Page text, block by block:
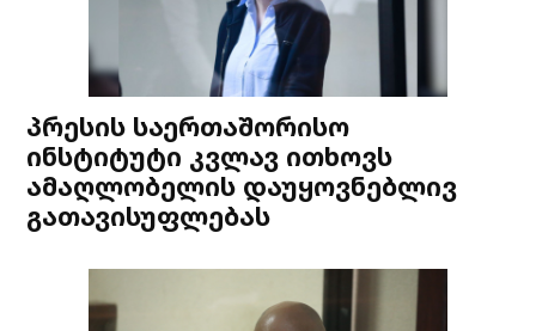
პრესის საერთაშორისო
ინსტიტუტი კვლავ ითხოვს
ამაღლობელის დაუყოვნებლივ
გათავისუფლებას